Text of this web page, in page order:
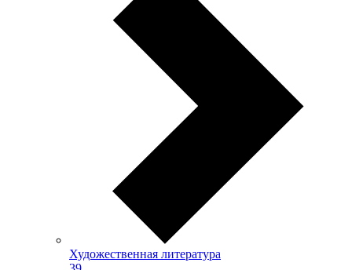
Художественная литература